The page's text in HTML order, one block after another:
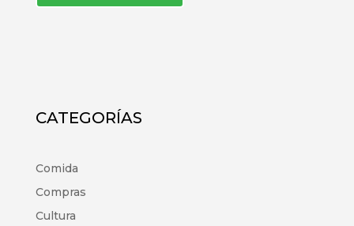
CATEGORÍAS
Comida
Compras
Cultura